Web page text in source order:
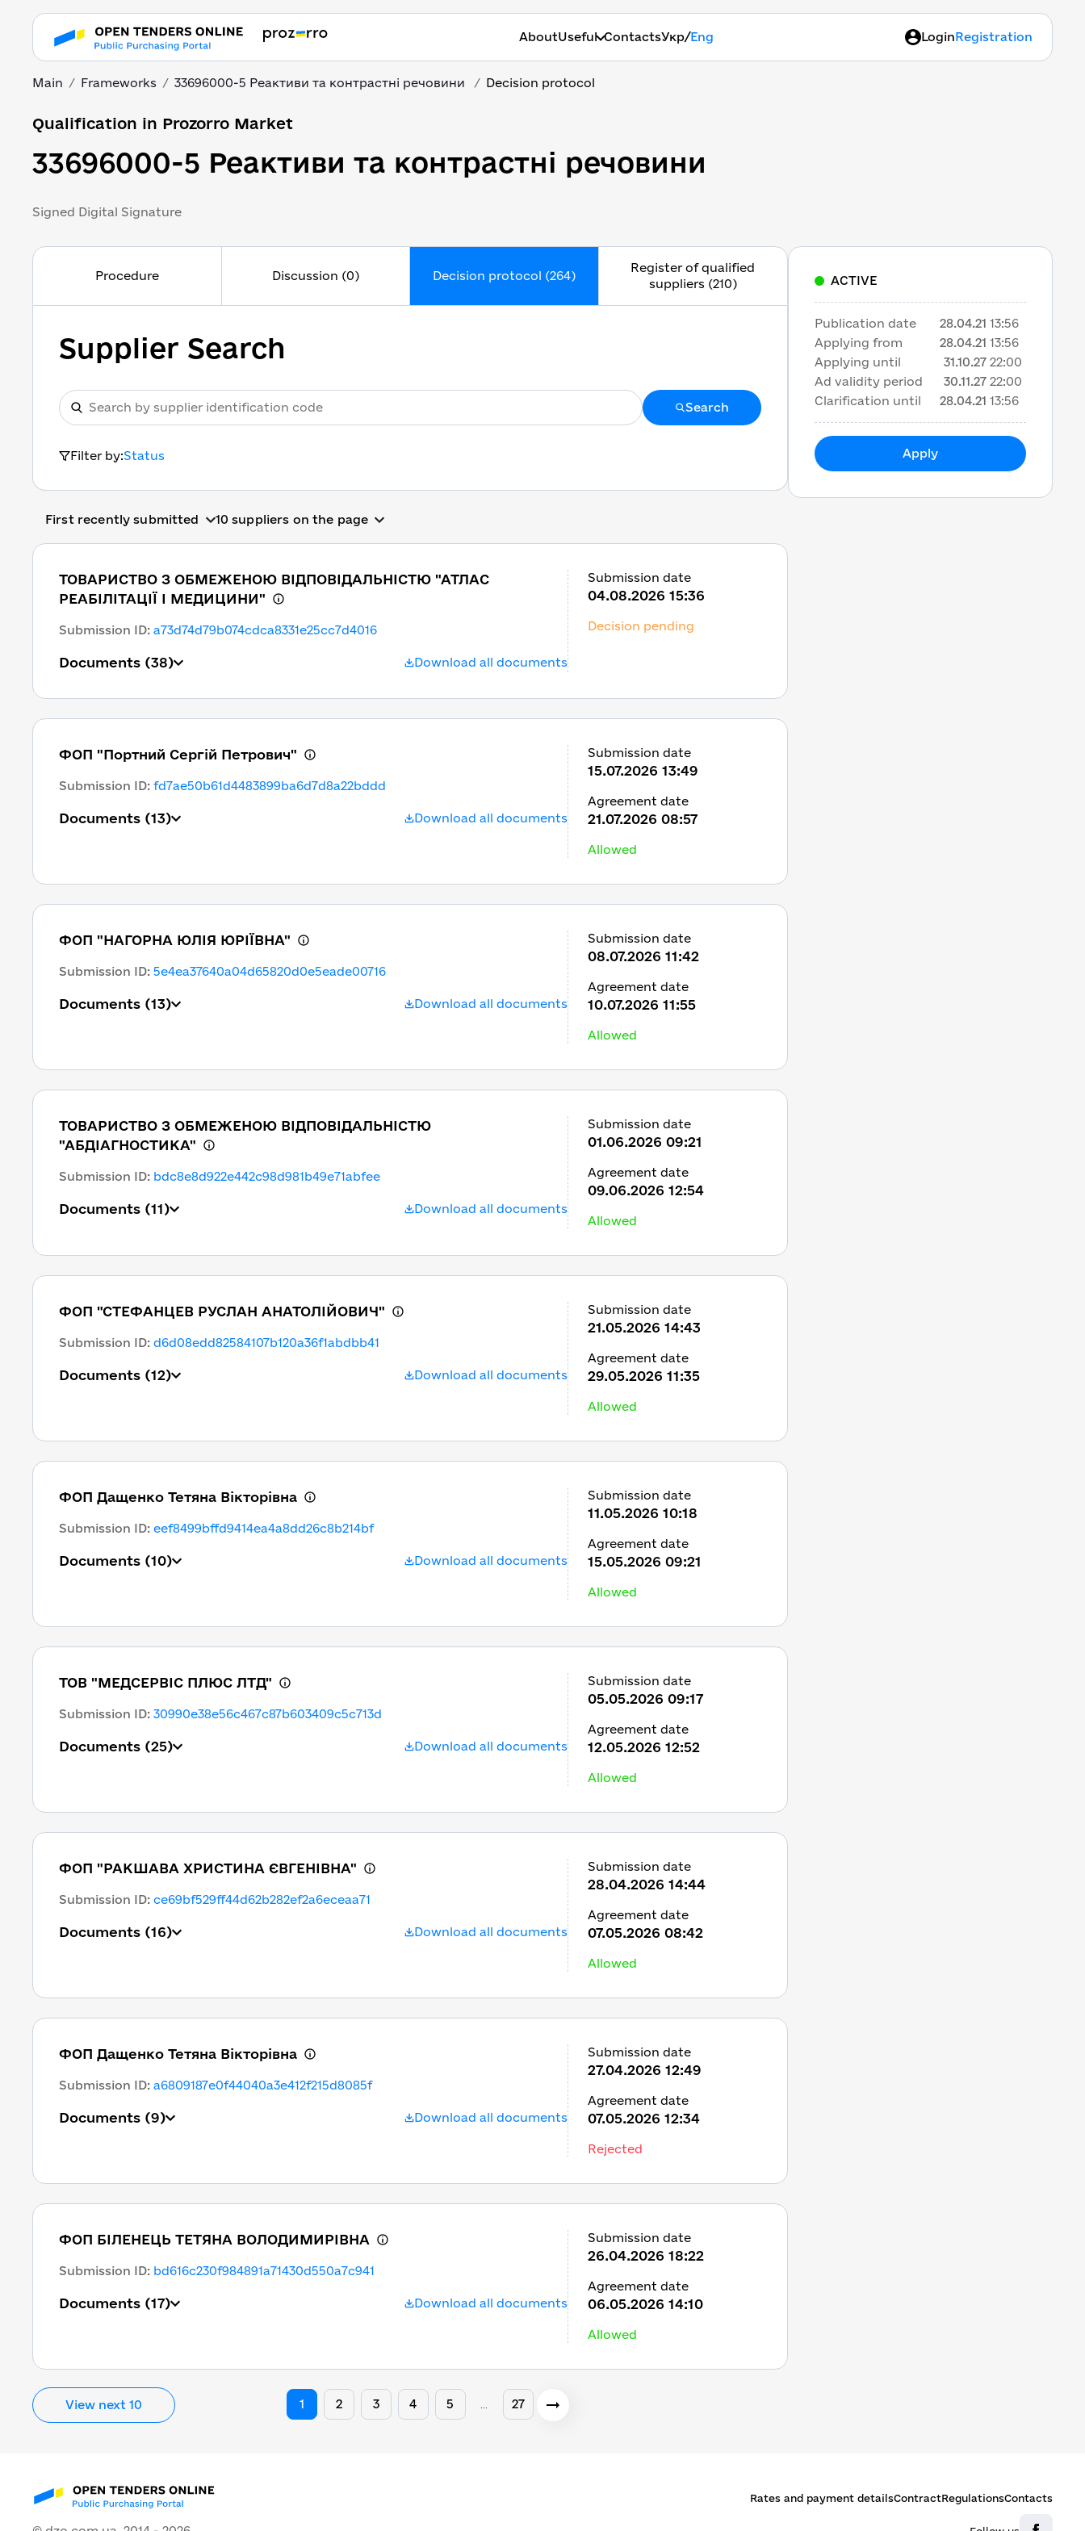
AboutUseful ContactsУкр/Eng LoginRegistration
Main Frameworks 33696000-5 Реактиви та контрастні речовини Decision protocol
Qualification in Prozorro Market
33696000-5 Реактиви та контрастні речовини
Signed Digital Signature
Procedure Discussion (0) Decision protocol (264)
Register of qualified
suppliers (210)
Supplier Search
Search
Filter by:Status
First recently submitted 10 suppliers on the page
ТОВАРИСТВО З ОБМЕЖЕНОЮ ВІДПОВІДАЛЬНІСТЮ "АТЛАС
РЕАБІЛІТАЦІЇ І МЕДИЦИНИ"
Submission ID: a73d74d79b074cdca8331e25cc7d4016
Documents (38) Download all documents
Submission date
04.08.2026 15:36
Decision pending
ФОП "Портний Сергій Петрович"
Submission ID: fd7ae50b61d4483899ba6d7d8a22bddd
Documents (13) Download all documents
Submission date
15.07.2026 13:49
Agreement date
21.07.2026 08:57
Allowed
ФОП "НАГОРНА ЮЛІЯ ЮРІЇВНА"
Submission ID: 5e4ea37640a04d65820d0e5eade00716
Documents (13) Download all documents
Submission date
08.07.2026 11:42
Agreement date
10.07.2026 11:55
Allowed
ТОВАРИСТВО З ОБМЕЖЕНОЮ ВІДПОВІДАЛЬНІСТЮ
"АБДІАГНОСТИКА"
Submission ID: bdc8e8d922e442c98d981b49e71abfee
Documents (11) Download all documents
Submission date
01.06.2026 09:21
Agreement date
09.06.2026 12:54
Allowed
ФОП "СТЕФАНЦЕВ РУСЛАН АНАТОЛІЙОВИЧ"
Submission ID: d6d08edd82584107b120a36f1abdbb41
Documents (12) Download all documents
Submission date
21.05.2026 14:43
Agreement date
29.05.2026 11:35
Allowed
ФОП Дащенко Тетяна Вікторівна
Submission ID: eef8499bffd9414ea4a8dd26c8b214bf
Documents (10) Download all documents
Submission date
11.05.2026 10:18
Agreement date
15.05.2026 09:21
Allowed
ТОВ "МЕДСЕРВІС ПЛЮС ЛТД"
Submission ID: 30990e38e56c467c87b603409c5c713d
Documents (25) Download all documents
Submission date
05.05.2026 09:17
Agreement date
12.05.2026 12:52
Allowed
ФОП "РАКШАВА ХРИСТИНА ЄВГЕНІВНА"
Submission ID: ce69bf529ff44d62b282ef2a6eceaa71
Documents (16) Download all documents
Submission date
28.04.2026 14:44
Agreement date
07.05.2026 08:42
Allowed
ФОП Дащенко Тетяна Вікторівна
Submission ID: a6809187e0f44040a3e412f215d8085f
Documents (9) Download all documents
Submission date
27.04.2026 12:49
Agreement date
07.05.2026 12:34
Rejected
ФОП БІЛЕНЕЦЬ ТЕТЯНА ВОЛОДИМИРІВНА
Submission ID: bd616c230f984891a71430d550a7c941
Documents (17) Download all documents
Submission date
26.04.2026 18:22
Agreement date
06.05.2026 14:10
Allowed
View next 10 1 2 3 4 5 27
ACTIVE
Publication date 28.04.21 13:56
Applying from
28.04.21 13:56
Applying until
31.10.27 22:00
Ad validity period
30.11.27 22:00
Clarification until
28.04.21 13:56
Apply
Rates and payment detailsContractRegulationsContacts